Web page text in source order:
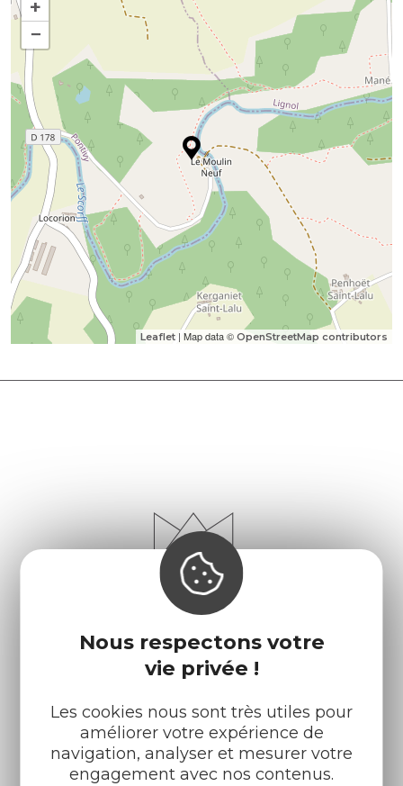
Nous respectons votre
vie privée !
Les cookies nous sont très utiles pour
améliorer votre expérience de
navigation, analyser et mesurer votre
engagement avec nos contenus.
+
−
Leaflet | Map data © OpenStreetMap contributors
Infos pratiques
Nos accueils
Nos brochures
Météo